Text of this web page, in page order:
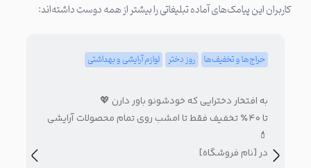
کاربران این پیامک‌های آماده تبلیغاتی را بیشتر از همه دوست داشته‌اند:
حراج‌ها و تخفیف‌ها روز دختر لوازم آرایشی و بهداشتی
به افتخار دخترایی که خودشونو باور دارن 💖
تا ۴۰٪ تخفیف فقط تا امشب روی تمام محصولات آرایشی
💄
در [نام فروشگاه]